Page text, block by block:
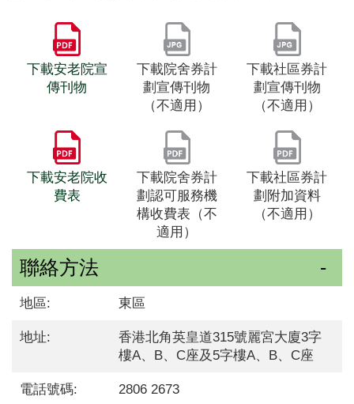
下載安老院宣
傳刊物
下載院舍券計
劃宣傳刊物
（不適用）
下載社區券計
劃宣傳刊物
（不適用）
下載安老院收
費表
下載院舍券計
劃認可服務機
構收費表（不
適用）
下載社區券計
劃附加資料
（不適用）
聯絡方法
地區: 東區
地址:
香港北角英皇道315號麗宮大廈3字
樓A、B、C座及5字樓A、B、C座
電話號碼: 2806 2673